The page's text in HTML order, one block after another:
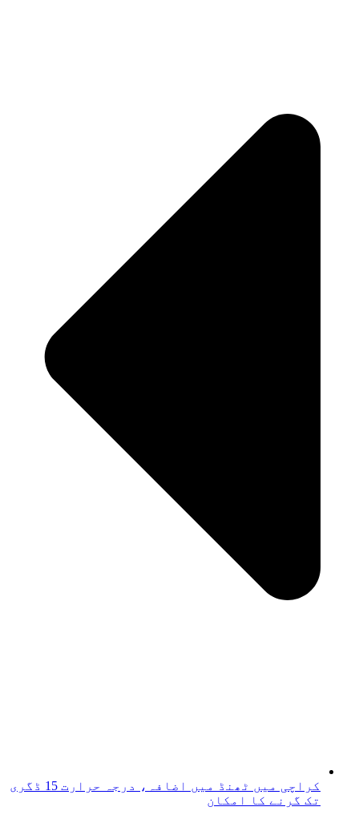
کراچی میں ٹھنڈ میں اضافہ، درجہ حرارت 15 ڈگری
تک گرنے کا امکان